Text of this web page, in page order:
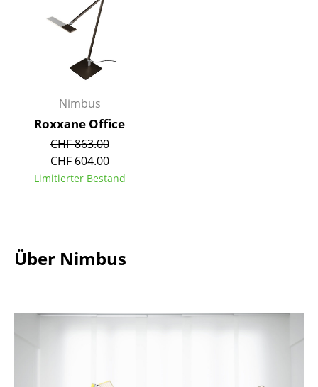
... alle Tische
Aufbewahren
Wandregale
Sideboards & Kommoden
Barmöbel
Kleinaufbewahrung
Nimbus
Roxxane Office
CHF 863.00
CHF 604.00
Limitierter Bestand
Über Nimbus